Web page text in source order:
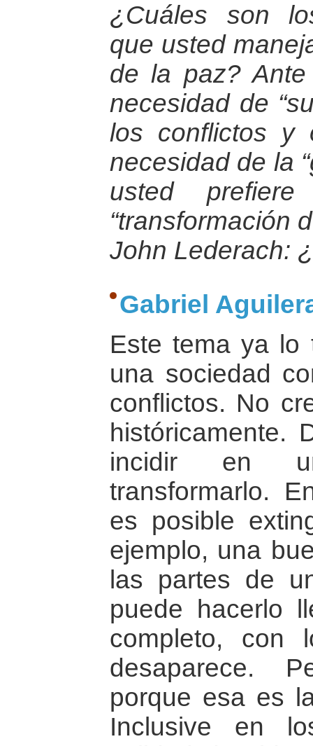
¿Cuáles son
que usted
de la paz?
necesidad de
los conflictos y
necesidad de la
usted
“transformación
John Lederach:
Gabriel
Este tema ya lo
una sociedad
conflictos. No
históricamente.
incidir en
transformarlo.
es posible
ejemplo, una
las partes de
puede hacerlo
completo, con
desaparece.
porque esa es
Inclusive en